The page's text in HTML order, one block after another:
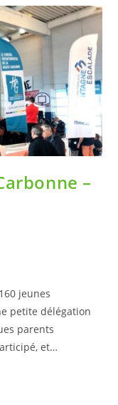
–
jeunes
petite délégation
parents
et…